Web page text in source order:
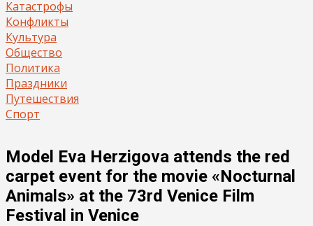
Катастрофы
Конфликты
Культура
Общество
Политика
Праздники
Путешествия
Спорт
Model Eva Herzigova attends the red
carpet event for the movie «Nocturnal
Animals» at the 73rd Venice Film
Festival in Venice